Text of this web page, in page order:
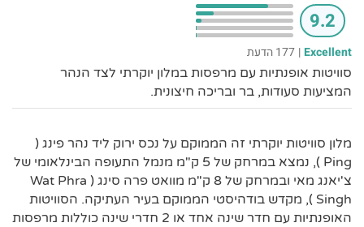
9.2
Excellent
| 177 הדעת
סוויטות אופנתיות עם מרפסות במלון יוקרתי לצד הנהר
המציעות סעודות, בר ובריכה חיצונית.
מלון סוויטות יוקרתי זה הממוקם על נכס ירוק ליד נהר פינג (
Ping ), נמצא במרחק של 5 ק"מ מנמל התעופה הבינלאומי של
צ'יאנג מאי ובמרחק של 8 ק"מ מוואט פרה סינג ( Wat Phra
Singh ), מקדש בודהיסטי הממוקם בעיר העתיקה. הסוויטות
האופנתיות עם חדר שינה אחד או 2 חדרי שינה כוללות מרפסות